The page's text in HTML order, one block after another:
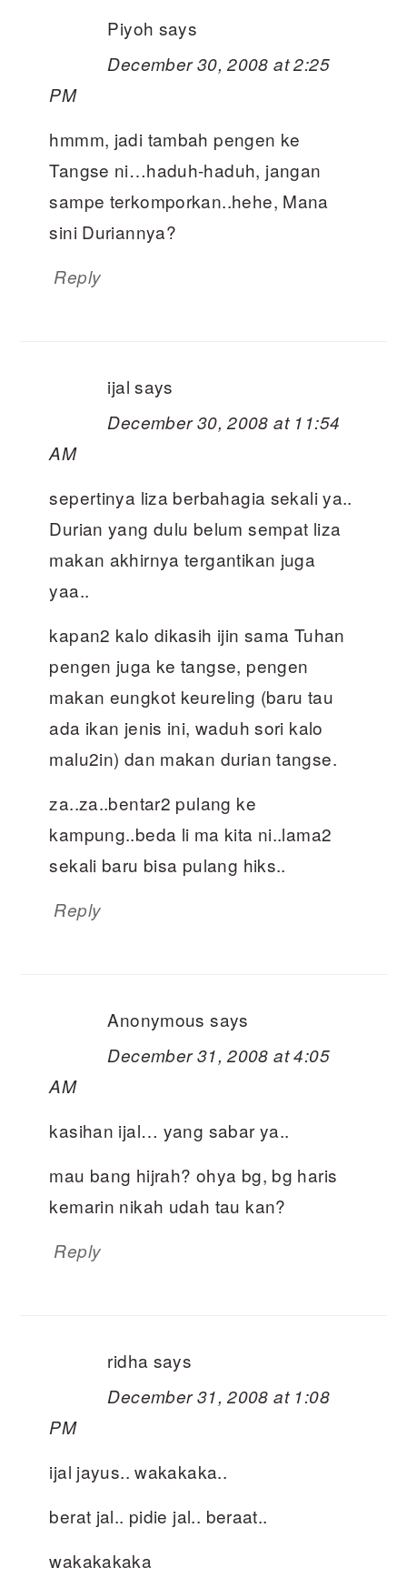
Piyoh says
December 30, 2008 at 2:25
PM
hmmm, jadi tambah pengen ke
Tangse ni…haduh-haduh, jangan
sampe terkomporkan..hehe, Mana
sini Duriannya?
Reply
ijal says
December 30, 2008 at 11:54
AM
sepertinya liza berbahagia sekali ya..
Durian yang dulu belum sempat liza
makan akhirnya tergantikan juga
yaa..
kapan2 kalo dikasih ijin sama Tuhan
pengen juga ke tangse, pengen
makan eungkot keureling (baru tau
ada ikan jenis ini, waduh sori kalo
malu2in) dan makan durian tangse.
za..za..bentar2 pulang ke
kampung..beda li ma kita ni..lama2
sekali baru bisa pulang hiks..
Reply
Anonymous says
December 31, 2008 at 4:05
AM
kasihan ijal… yang sabar ya..
mau bang hijrah? ohya bg, bg haris
kemarin nikah udah tau kan?
Reply
ridha says
December 31, 2008 at 1:08
PM
ijal jayus.. wakakaka..
berat jal.. pidie jal.. beraat..
wakakakaka